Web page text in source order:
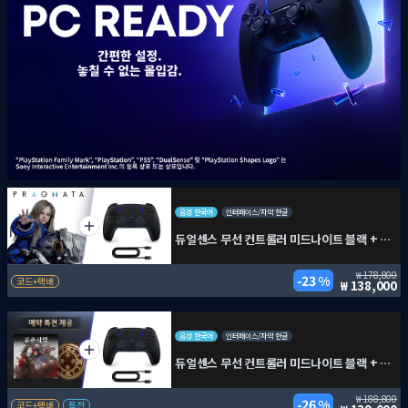
음성 한국어 인터페이스/자막 한글
듀얼센스 무선 컨트롤러 미드나이트 블랙 + PC용 USB 케이블 + 프래그마타
코드+택배 23 % 178,800
138,000
음성 한국어 인터페이스/자막 한글
듀얼센스 무선 컨트롤러 미드나이트 블랙 + PC용 USB 케이블 + 붉은사막
코드+택배 특전 188,800